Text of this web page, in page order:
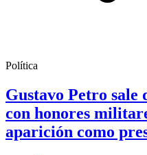
Política
Gustavo Petro sale
con honores
aparición como